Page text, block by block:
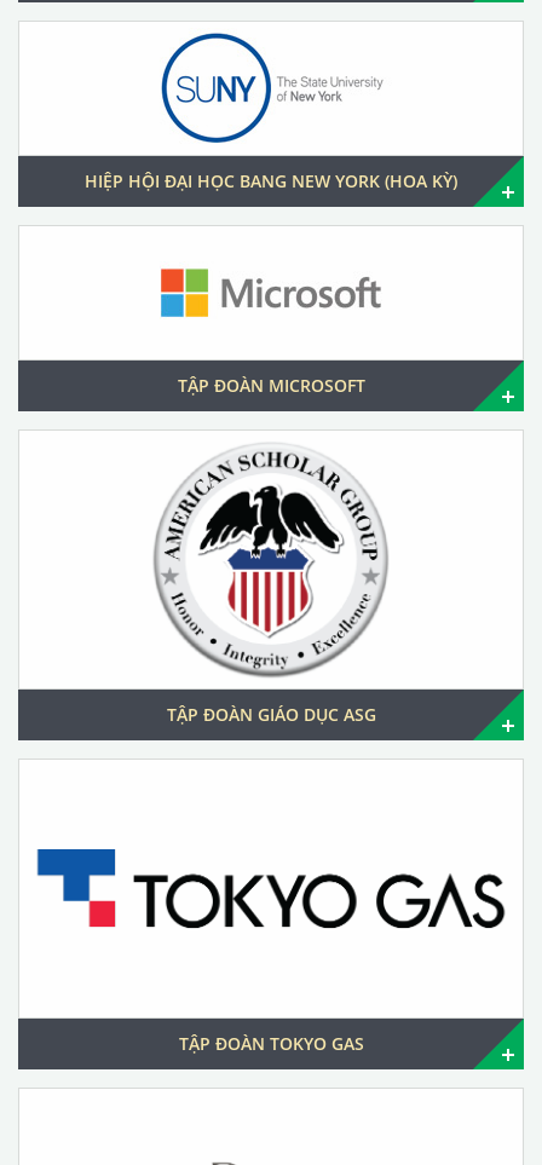
HIỆP HỘI ĐẠI HỌC BANG NEW YORK (HOA KỲ)
TẬP ĐOÀN MICROSOFT
TẬP ĐOÀN GIÁO DỤC ASG
TẬP ĐOÀN TOKYO GAS